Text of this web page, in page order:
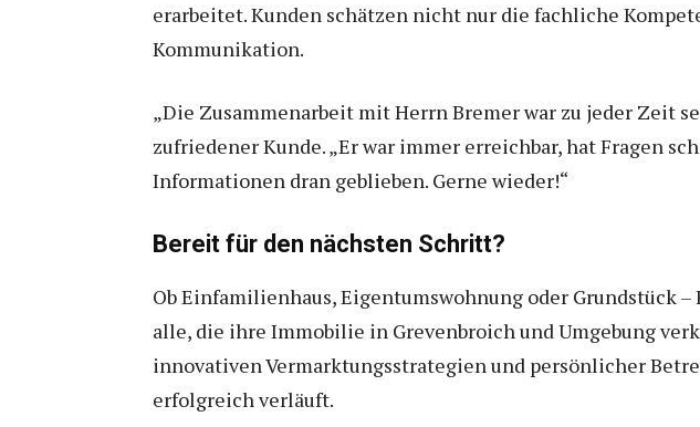
erarbeitet. Kunden schätzen nicht nur die fachliche
Kommunikation.
„Die Zusammenarbeit mit Herrn Bremer war zu jeder Zeit
zufriedener Kunde. „Er war immer erreichbar, hat Fragen
Informationen dran geblieben. Gerne wieder!“
Bereit für den nächsten Schritt?
Ob Einfamilienhaus, Eigentumswohnung oder
alle, die ihre Immobilie in Grevenbroich und Umgebung
innovativen Vermarktungsstrategien und persönlicher
erfolgreich verläuft.